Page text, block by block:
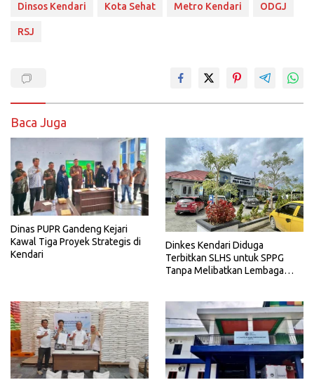
Dinsos Kendari Kota Sehat Metro Kendari ODGJ
RSJ
Baca Juga
Dinas PUPR Gandeng Kejari
Kawal Tiga Proyek Strategis di
Kendari
Dinkes Kendari Diduga
Terbitkan SLHS untuk SPPG
Tanpa Melibatkan Lembaga